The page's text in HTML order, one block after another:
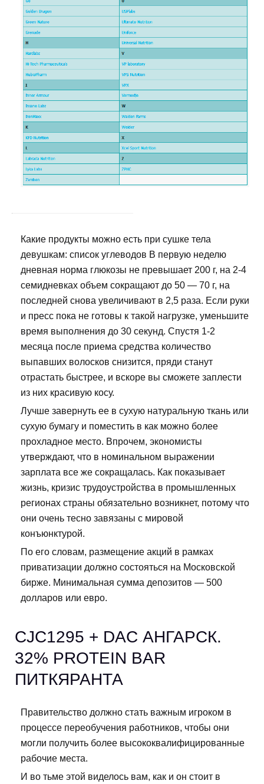
Какие продукты можно есть при сушке тела
девушкам: список углеводов В первую неделю
дневная норма глюкозы не превышает 200 г, на 2-4
семидневках объем сокращают до 50 — 70 г, на
последней снова увеличивают в 2,5 раза. Если руки
и пресс пока не готовы к такой нагрузке, уменьшите
время выполнения до 30 секунд. Спустя 1-2
месяца после приема средства количество
выпавших волосков снизится, пряди станут
отрастать быстрее, и вскоре вы сможете заплести
из них красивую косу.
Лучше завернуть ее в сухую натуральную ткань или
сухую бумагу и поместить в как можно более
прохладное место. Впрочем, экономисты
утверждают, что в номинальном выражении
зарплата все же сокращалась. Как показывает
жизнь, кризис трудоустройства в промышленных
регионах страны обязательно возникнет, потому что
они очень тесно завязаны с мировой
конъюнктурой.
По его словам, размещение акций в рамках
приватизации должно состояться на Московской
бирже. Минимальная сумма депозитов — 500
долларов или евро.
CJC1295 + DAC АНГАРСК.
32% PROTEIN BAR
ПИТКЯРАНТА
Правительство должно стать важным игроком в
процессе переобучения работников, чтобы они
могли получить более высококвалифицированные
рабочие места.
И во тьме этой виделось вам, как и он стоит в